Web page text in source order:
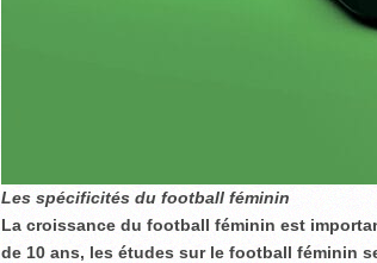
Les spécificités du football féminin
La croissance du football féminin est
de 10 ans, les études sur le football féminin